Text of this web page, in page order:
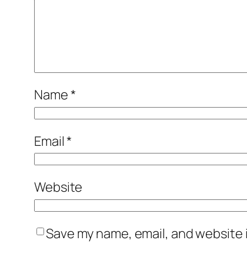
Name*
Email*
Website
Save my name, email, and